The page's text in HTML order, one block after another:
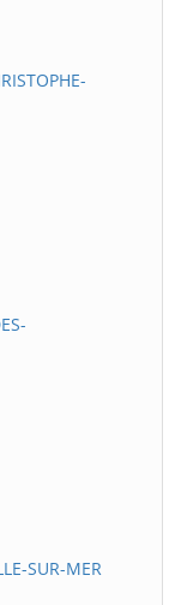
SUR-MER